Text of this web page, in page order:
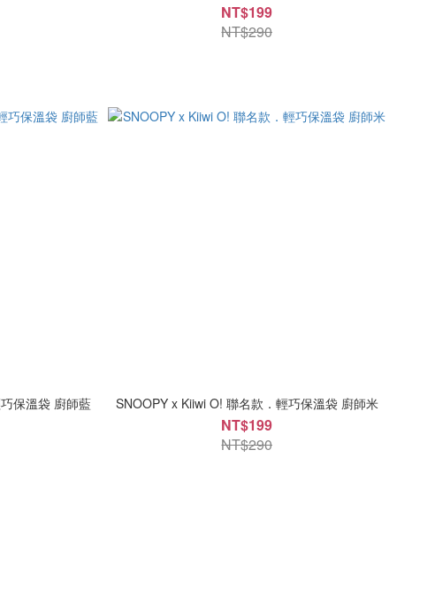
NT$199
NT$290
保溫袋 廚師藍 SNOOPY x Kiiwi O! 聯名款．輕巧保溫袋 廚師米
NT$199
NT$290